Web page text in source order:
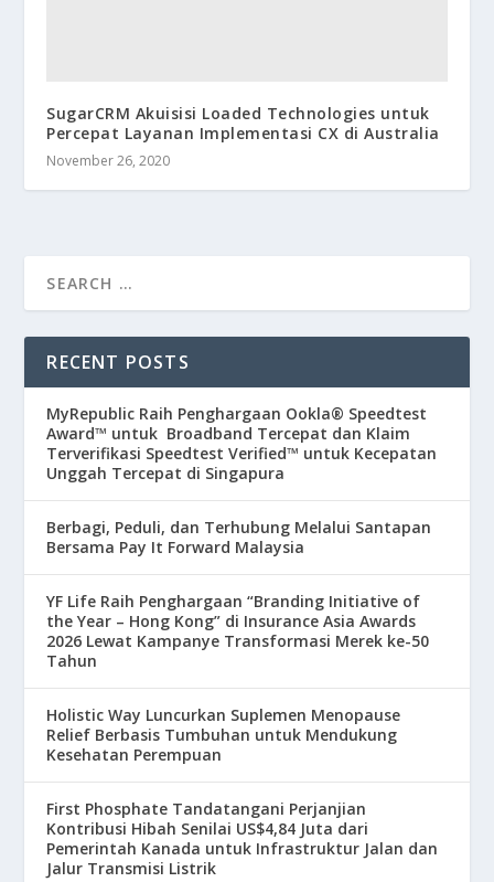
SugarCRM Akuisisi Loaded Technologies untuk
Percepat Layanan Implementasi CX di Australia
November 26, 2020
RECENT POSTS
MyRepublic Raih Penghargaan Ookla® Speedtest
Award™ untuk Broadband Tercepat dan Klaim
Terverifikasi Speedtest Verified™ untuk Kecepatan
Unggah Tercepat di Singapura
Berbagi, Peduli, dan Terhubung Melalui Santapan
Bersama Pay It Forward Malaysia
YF Life Raih Penghargaan “Branding Initiative of
the Year – Hong Kong” di Insurance Asia Awards
2026 Lewat Kampanye Transformasi Merek ke-50
Tahun
Holistic Way Luncurkan Suplemen Menopause
Relief Berbasis Tumbuhan untuk Mendukung
Kesehatan Perempuan
First Phosphate Tandatangani Perjanjian
Kontribusi Hibah Senilai US$4,84 Juta dari
Pemerintah Kanada untuk Infrastruktur Jalan dan
Jalur Transmisi Listrik